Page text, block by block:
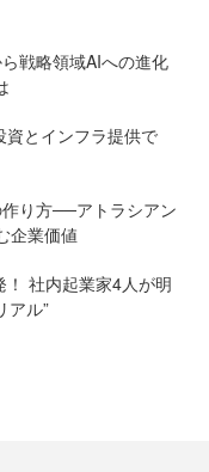
戦略領域AIへの進化
とインフラ提供で
り方──アトラシアン
企業価値
！ 社内起業家4人が明
アル”